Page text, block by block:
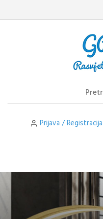
to
Prijava / Registracija